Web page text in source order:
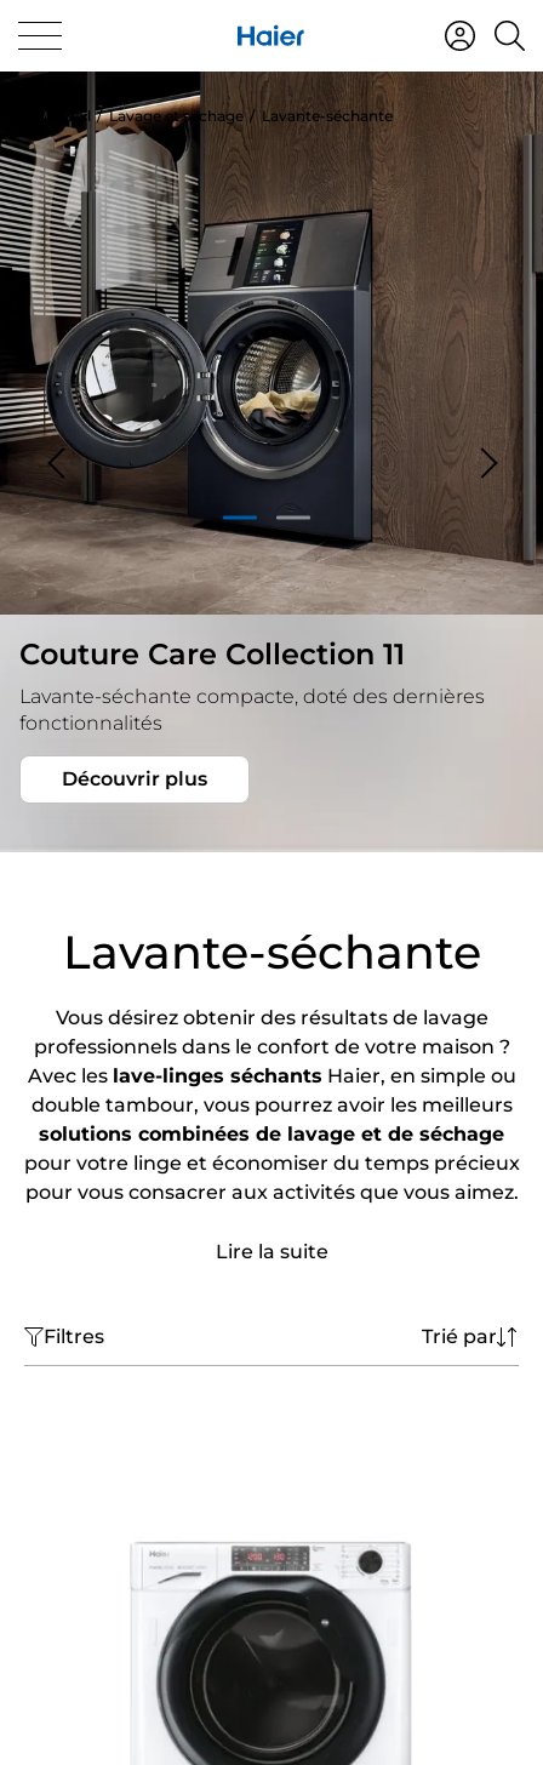
Accueil Lavage et séchage Lavante-séchante
Couture Care Collection 11
Lavante-séchante compacte, doté des dernières
fonctionnalités
Découvrir plus
1 2
Lavante-séchante
Vous désirez obtenir des résultats de lavage
professionnels dans le confort de votre maison ?
Avec les lave-linges séchants Haier, en simple ou
double tambour, vous pourrez avoir les meilleurs
solutions combinées de lavage et de séchage
pour votre linge et économiser du temps précieux
pour vous consacrer aux activités que vous aimez.
Lire la suite
Filtres Trié par